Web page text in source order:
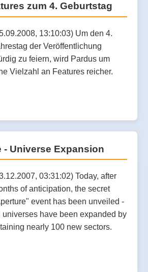
zum 4. Geburtstag
13:10:03) Um den 4.
der Veröffentlichung
zu feiern, wird Pardus um
Vielzahl an Features reicher.
- Universe Expansion
03:31:02) Today, after
of anticipation, the secret
event has been unveiled -
universes have been expanded by
nearly 100 new sectors.